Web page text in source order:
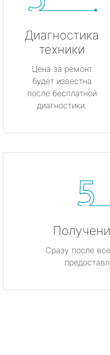
Диагностика
техники
Цена за ремонт
будет известна
после бесплатной
диагностики.
Сразу после